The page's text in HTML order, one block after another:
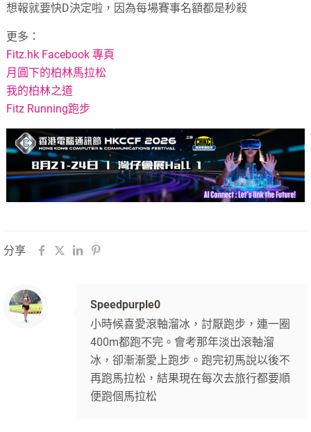
想報就要快D決定啦，因為每場賽事名額都是秒殺
更多：
Fitz.hk Facebook 專頁
月圓下的柏林馬拉松
我的柏林之道
Fitz Running跑步
分享
Speedpurple0
小時候喜愛滾軸溜冰，討厭跑步，連一圈
400m都跑不完。會考那年淡出滾軸溜
冰，卻漸漸愛上跑步。跑完初馬說以後不
再跑馬拉松，結果現在每次去旅行都要順
便跑個馬拉松